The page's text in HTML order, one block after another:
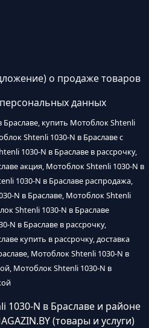
о продаже товаров
данных
Браславе, купить Мотоблок Shtenli
Shtenli 1030-N в Браславе с
1030-N в Браславе в рассрочку,
акция, Мотоблок Shtenli 1030-N в
1030-N в Браславе распродажа,
N в Браславе, Мотоблок Shtenli
Shtenli 1030-N в Браславе
N в Браславе в рассрочку,
купить в рассрочку, доставка
Мотоблок Shtenli 1030-N в
Мотоблок Shtenli 1030-N в
1030-N в Браславе и районе
(товары и услуги)